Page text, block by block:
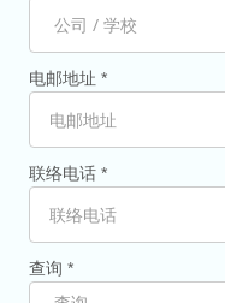
电邮地址 *
联络电话 *
查询 *